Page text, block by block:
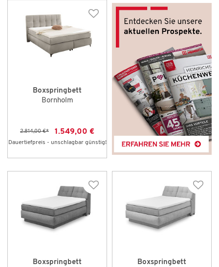
Boxspringbett
Bornholm
2.814,00 €* 1.549,00 €
Dauertiefpreis - unschlagbar günstig!
Boxspringbett
Boxspringbett